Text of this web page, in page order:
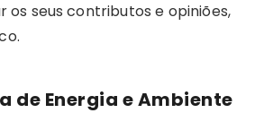
os seus contributos e opiniões,
de Energia e Ambiente